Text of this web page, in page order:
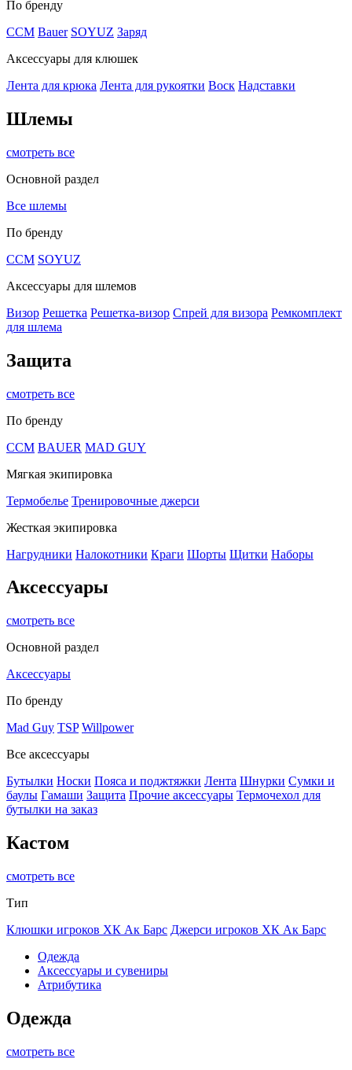
По бренду
CCM Bauer SOYUZ Заряд
Аксессуары для клюшек
Лента для крюка Лента для рукоятки Воск Надставки
Шлемы
смотреть все
Основной раздел
Все шлемы
По бренду
CCM SOYUZ
Аксессуары для шлемов
Визор Решетка Решетка-визор Спрей для визора Ремкомплект
для шлема
Защита
смотреть все
По бренду
CCM BAUER MAD GUY
Мягкая экипировка
Термобелье Тренировочные джерси
Жесткая экипировка
Нагрудники Налокотники Краги Шорты Щитки Наборы
Аксессуары
смотреть все
Основной раздел
Аксессуары
По бренду
Mad Guy TSP Willpower
Все аксессуары
Бутылки Носки Пояса и поджтяжки Лента Шнурки Сумки и
баулы Гамаши Защита Прочие аксессуары Термочехол для
бутылки на заказ
Кастом
смотреть все
Тип
Клюшки игроков ХК Ак Барс Джерси игроков ХК Ак Барс
Одежда
Аксессуары и сувениры
Атрибутика
Одежда
смотреть все